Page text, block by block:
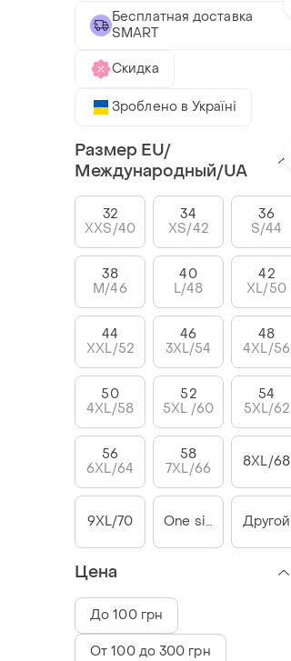
Бесплатная доставка
SMART
Скидка
Зроблено в Україні
Размер EU/
Международный/UA
32
XXS/40
34
XS/42
36
S/44
38
M/46
40
L/48
42
XL/50
44
XXL/52
46
3XL/54
48
4XL/56
50
4XL/58
52
5XL /60
54
5XL/62
56
6XL/64
58
7XL/66
8XL/68
9XL/70 One size Другой
Цена
До 100 грн
От 100 до 300 грн